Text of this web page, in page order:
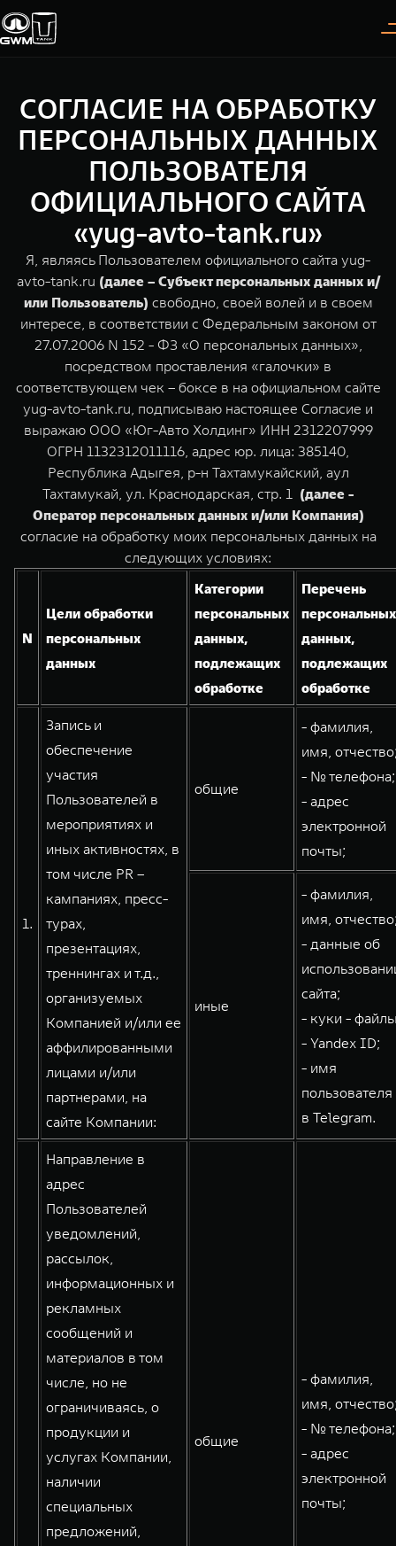
Модели
TANK 300
Следуй за открытиями
от 3 999 000 ₽
TANK 400
За пределы возможного
от 5 599 000 ₽
TANK 500
Веди за собой
от 6 499 000 ₽
TANK 700
Сила признания
от 10 199 000 ₽
WEY 07
Расширяя границы комфорта
WEY 05
Эстетика нового времени
от 5 699 000 ₽
WEY 80
от 6 449 000 ₽
WEY 80 Лаундж
от 8 099 000 ₽
Покупателям
ВЫБОР АВТОМОБИЛЯ
Спецпредложения
Конфигуратор
Тест-драйв
Зарядные станции
ПОКУПКА АВТОМОБИЛЯ
TANK Финансы
Корпоративным клиентам
TANK ФИНАНСЫ
TANK Кредит
Владельцам
ГАРАНТИЯ И ПОДДЕРЖКА
Гарантия
Помощь на дороге
СЕРВИС
Калькулятор ТО
Нулевое ТО
Сервис
Специальные предложения
Моторные масла
ЦИФРОВЫЕ СЕРВИСЫ TANK
Цифровые сервисы TANK
О дилере
ИНФОРМАЦИЯ
О нас
35 лет GWM
GWM ТЕХ ДЕНЬ
Новости
СОГЛАСИЕ НА ОБРАБОТКУ
ПЕРСОНАЛЬНЫХ ДАННЫХ
ПОЛЬЗОВАТЕЛЯ
ОФИЦИАЛЬНОГО САЙТА
«yug-avto-tank.ru»
Я, являясь Пользователем официального сайта yug-
avto-tank.ru (далее – Субъект персональных данных и/
или Пользователь) свободно, своей волей и в своем
интересе, в соответствии с Федеральным законом от
27.07.2006 N 152 - ФЗ «О персональных данных»,
посредством проставления «галочки» в
соответствующем чек – боксе в на официальном сайте
yug-avto-tank.ru, подписываю настоящее Согласие и
выражаю ООО «Юг-Авто Холдинг» ИНН 2312207999
ОГРН 1132312011116, адрес юр. лица: 385140,
Республика Адыгея, р-н Тахтамукайский, аул
Тахтамукай, ул. Краснодарская, стр. 1 (далее -
Оператор персональных данных и/или Компания)
согласие на обработку моих персональных данных на
следующих условиях:
N
Цели обработки
персональных
данных
Категории
персональных
данных,
подлежащих
обработке
Перечень
персональных
данных,
подлежащих
обработке
1.
Запись и
обеспечение
участия
Пользователей в
мероприятиях и
иных активностях, в
том числе PR –
кампаниях, пресс-
турах,
презентациях,
треннингах и т.д.,
организуемых
Компанией и/или ее
аффилированными
лицами и/или
партнерами, на
сайте Компании:
общие
- фамилия,
имя,
- № телефона;
- адрес
электронной
почты;
иные
- фамилия,
имя,
- данные об
сайта;
- куки -
- Yandex ID;
- имя
пользователя
в Telegram.
Направление в
адрес
Пользователей
уведомлений,
рассылок,
информационных и
рекламных
сообщений и
материалов в том
числе, но не
ограничиваясь, о
продукции и
услугах Компании,
наличии
специальных
предложений,
общие
- фамилия,
имя,
- № телефона;
- адрес
электронной
почты;